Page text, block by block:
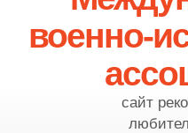
военно-
сайт